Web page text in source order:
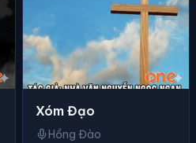
Xóm Đạo
Hồng Đào